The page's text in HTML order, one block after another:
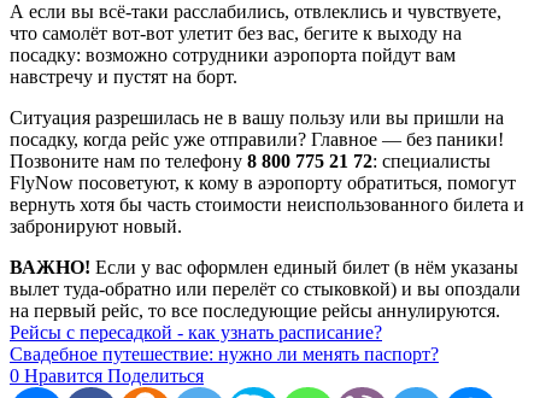
А если вы всё-таки расслабились, отвлеклись и чувствуете,
что самолёт вот-вот улетит без вас, бегите к выходу на
посадку: возможно сотрудники аэропорта пойдут вам
навстречу и пустят на борт.
Ситуация разрешилась не в вашу пользу или вы пришли на
посадку, когда рейс уже отправили? Главное — без паники!
Позвоните нам по телефону 8 800 775 21 72: специалисты
FlyNow посоветуют, к кому в аэропорту обратиться, помогут
вернуть хотя бы часть стоимости неиспользованного билета и
забронируют новый.
ВАЖНО! Если у вас оформлен единый билет (в нём указаны
вылет туда-обратно или перелёт со стыковкой) и вы опоздали
на первый рейс, то все последующие рейсы аннулируются.
Рейсы с пересадкой - как узнать расписание?
Свадебное путешествие: нужно ли менять паспорт?
0 Нравится Поделиться